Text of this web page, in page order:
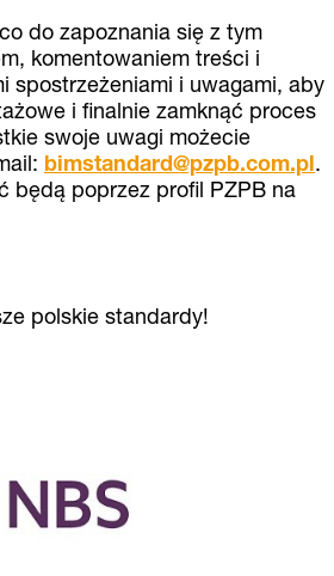
do zapoznania się z tym
komentowaniem treści i
spostrzeżeniami i uwagami, aby
i finalnie zamknąć proces
swoje uwagi możecie
bimstandard@pzpb.com.pl.
będą poprzez profil PZPB na
polskie standardy!